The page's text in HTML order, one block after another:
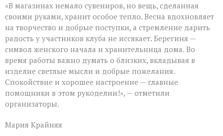
«В магазинах немало сувениров, но вещь, сделанная
своими руками, хранит особое тепло. Весна вдохновляет
на творчество и добрые поступки, а стремление дарить
радость у участников клуба не иссякает. Берегиня —
символ женского начала и хранительница дома. Во
время работы важно думать о близких, вкладывая в
изделие светлые мысли и добрые пожелания.
Спокойствие и хорошее настроение — главные
помощники в этом рукоделии!», — отметили
организаторы.
Мария Крайняя